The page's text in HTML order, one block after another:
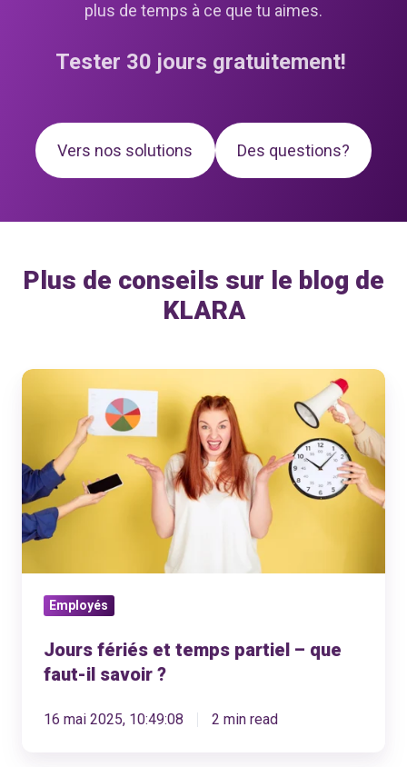
plus de temps à ce que tu aimes.
Tester 30 jours gratuitement!
Vers nos solutions Des questions?
Plus de conseils sur le blog de
KLARA
Jours
temps
partiel
–
que
savoirEmployés
Jours fériés et temps partiel – que
faut-il savoir ?
16 mai 2025, 10:49:08 2 min read